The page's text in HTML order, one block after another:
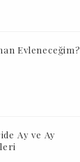
Evleneceğim?
Ay ve Ay